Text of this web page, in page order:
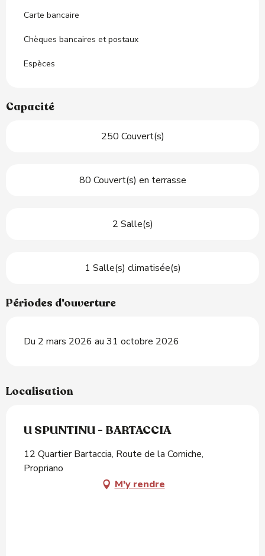
Carte bancaire
Chèques bancaires et postaux
Espèces
Capacité
250 Couvert(s)
80 Couvert(s) en terrasse
2 Salle(s)
1 Salle(s) climatisée(s)
Périodes d'ouverture
Du 2 mars 2026 au 31 octobre 2026
Localisation
U SPUNTINU - BARTACCIA
12 Quartier Bartaccia, Route de la Corniche,
Propriano
M'y rendre